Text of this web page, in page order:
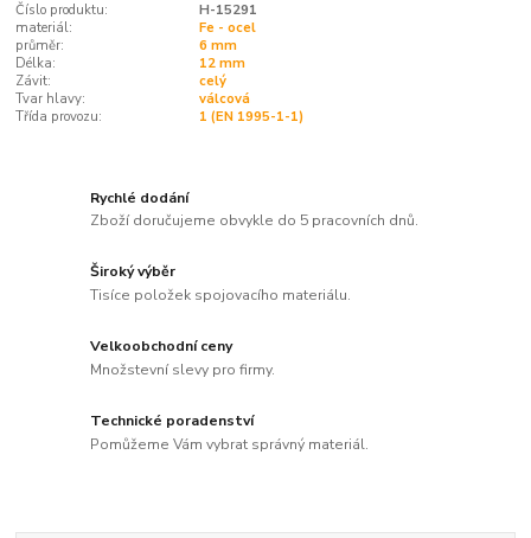
Číslo produktu:
H-15291
materiál:
Fe - ocel
průměr:
6 mm
Délka:
12 mm
Závit:
celý
Tvar hlavy:
válcová
Třída provozu:
1 (EN 1995-1-1)
Rychlé dodání
Zboží doručujeme obvykle do 5 pracovních dnů.
Široký výběr
Tisíce položek spojovacího materiálu.
Velkoobchodní ceny
Množstevní slevy pro firmy.
Technické poradenství
Pomůžeme Vám vybrat správný materiál.